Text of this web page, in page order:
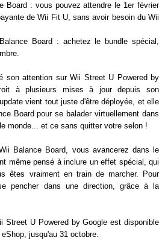
Board : vous pouvez attendre le 1er février
de Wii Fit U, sans avoir besoin du Wii
Board : achetez le bundle spécial,
son attention sur Wii Street U Powered by
à plusieurs mises à jour depuis son
vient tout juste d'être déployée, et elle
Board pour se balader virtuellement dans
monde... et ce sans quitter votre selon !
Balance Board, vous avancerez dans le
même pensé à inclure un effet spécial, qui
êtes vraiment en train de marcher. Pour
pencher dans une direction, grâce à la
Street U Powered by Google est disponible
jusqu'au 31 octobre.